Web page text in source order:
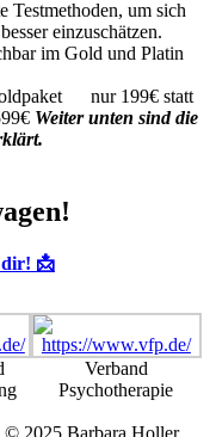
Testmethoden, um sich
einzuschätzen.
im Gold und Platin
nur 199€ statt
Weiter unten sind die
dir! 📩
Verband
Psychotherapie
© 2025 Barbara Holler